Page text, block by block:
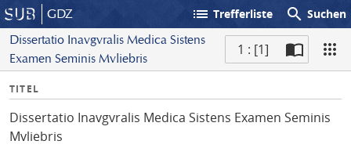
GDZ list Trefferliste search Suchen
Dissertatio Inavgvralis Medica Sistens
Examen Seminis Mvliebris
1 : [1]
I
f
o
TITEL
Dissertatio Inavgvralis Medica Sistens Examen Seminis
Mvliebris